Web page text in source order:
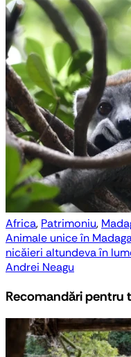
Africa, Patrimoniu,
Animale unice în
nicăieri altundeva în
Andrei Neagu
Recomandări pentru